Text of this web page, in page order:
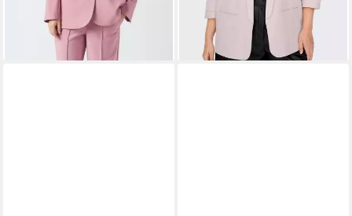
lieferbar - in 1-2 Werktagen bei dir